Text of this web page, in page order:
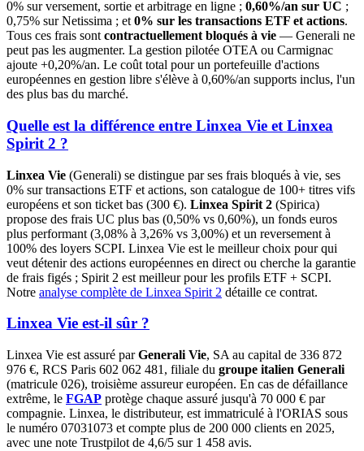
0% sur versement, sortie et arbitrage en ligne ; 0,60%/an sur UC ;
0,75% sur Netissima ; et 0% sur les transactions ETF et actions.
Tous ces frais sont contractuellement bloqués à vie — Generali ne
peut pas les augmenter. La gestion pilotée OTEA ou Carmignac
ajoute +0,20%/an. Le coût total pour un portefeuille d'actions
européennes en gestion libre s'élève à 0,60%/an supports inclus, l'un
des plus bas du marché.
Quelle est la différence entre Linxea Vie et Linxea
Spirit 2 ?
Linxea Vie (Generali) se distingue par ses frais bloqués à vie, ses
0% sur transactions ETF et actions, son catalogue de 100+ titres vifs
européens et son ticket bas (300 €). Linxea Spirit 2 (Spirica)
propose des frais UC plus bas (0,50% vs 0,60%), un fonds euros
plus performant (3,08% à 3,26% vs 3,00%) et un reversement à
100% des loyers SCPI. Linxea Vie est le meilleur choix pour qui
veut détenir des actions européennes en direct ou cherche la garantie
de frais figés ; Spirit 2 est meilleur pour les profils ETF + SCPI.
Notre analyse complète de Linxea Spirit 2 détaille ce contrat.
Linxea Vie est-il sûr ?
Linxea Vie est assuré parGenerali Vie, SA au capital de 336 872
976 €, RCS Paris 602 062 481, filiale du groupe italien Generali
(matricule 026), troisième assureur européen. En cas de défaillance
extrême, le FGAP protège chaque assuré jusqu'à 70 000 € par
compagnie. Linxea, le distributeur, est immatriculé à l'ORIAS sous
le numéro 07031073 et compte plus de 200 000 clients en 2025,
avec une note Trustpilot de 4,6/5 sur 1 458 avis.